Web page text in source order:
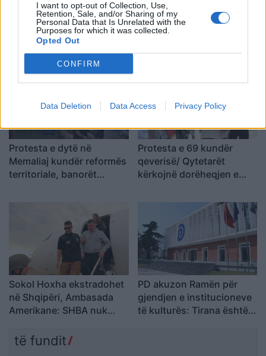
I want to opt-out of Collection, Use,
Retention, Sale, and/or Sharing of my
Personal Data that Is Unrelated with the
Purposes for which it was collected.
Opted Out
CONFIRM
Data Deletion Data Access Privacy Policy
Përfundon protesta e 69-
të kundër kryeministrit,
thirrje për burgosjen e
Ramës dhe Berishës:
“Nesër do të jemi më
shumë, nuk ndalemi”
Zjarret në vend, Ministria
e Mbrojtjes: Nëntë vatra
banuara jashtë rrezikut
Protesta e dytë në
Memaliaj kundër reformës
territoriale, banorët
Protesta e 69 kundër
qeverisë/ Qytetarët
kërkojnë dorëheqjen e
sheshin “Skënderbej”:
Fuqia qëndron te
bashkimi
Sokol Hoxha ekstradohet
në Shqipëri, Ambasada
Amerikane: SHBA nuk
kriminelët që abuzojnë me
PD akuzon Ramën për
gjendjen e institucioneve
të kulturës: Tirana është
të fundit